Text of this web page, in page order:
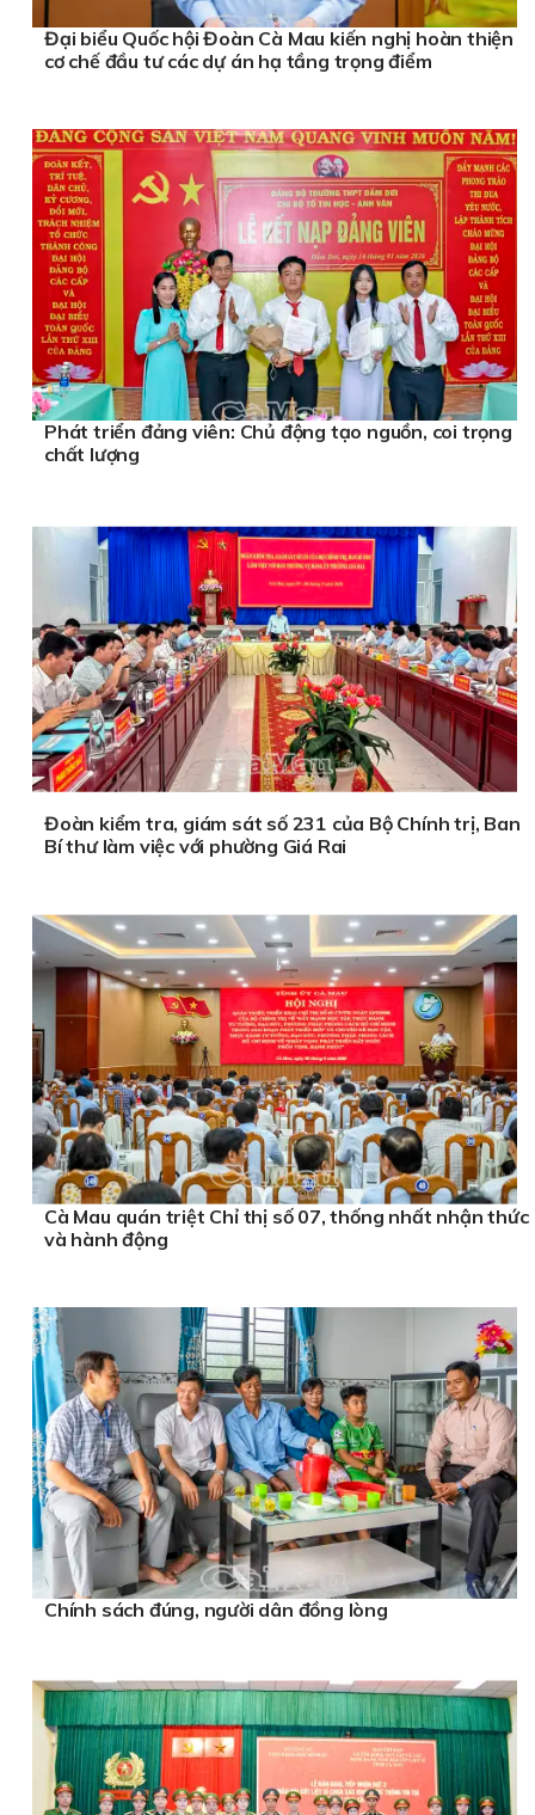
Đại biểu Quốc hội Đoàn Cà Mau kiến nghị hoàn thiện
cơ chế đầu tư các dự án hạ tầng trọng điểm
Phát triển đảng viên: Chủ động tạo nguồn, coi trọng
chất lượng
Đoàn kiểm tra, giám sát số 231 của Bộ Chính trị, Ban
Bí thư làm việc với phường Giá Rai
Cà Mau quán triệt Chỉ thị số 07, thống nhất nhận thức
và hành động
Chính sách đúng, người dân đồng lòng